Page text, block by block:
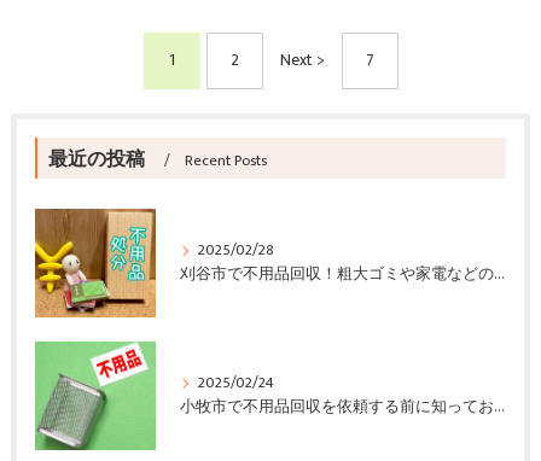
1 2 Next > 7
最近の投稿 Recent Posts
2025/02/28
刈谷市で不用品回収！粗大ゴミや家電などの回収方法と注意点
2025/02/24
小牧市で不用品回収を依頼する前に知っておきたいポイント